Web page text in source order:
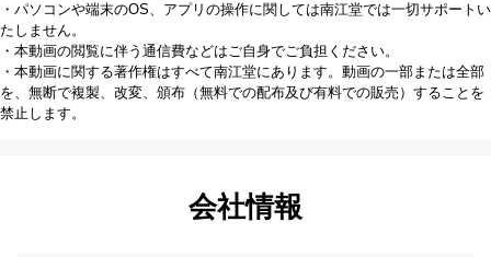
・パソコンや端末のOS、アプリの操作に関しては南江堂では一切サポートい
たしません。
・本動画の閲覧に伴う通信費などはご自身でご負担ください。
・本動画に関する著作権はすべて南江堂にあります。動画の一部または全部
を、無断で複製、改変、頒布（無料での配布及び有料での販売）することを
禁止します。
会社情報